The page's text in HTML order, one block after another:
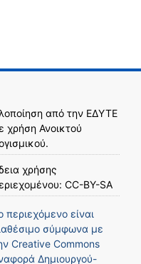
από την ΕΔΥΤΕ
χρήση Ανοικτού
.
χρήσης
CC-BY-SA
περιεχόμενο είναι
σύμφωνα με
Creative Commons
Δημιουργού-